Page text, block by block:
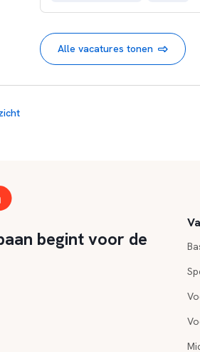
Alle vacatures tonen
begint voor de